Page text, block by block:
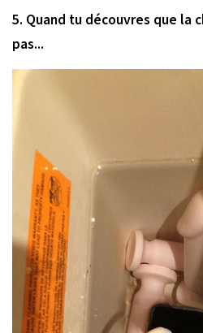
5. Quand tu découvres que la
pas...